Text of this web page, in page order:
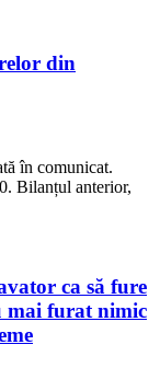
din
în comunicat.
Bilanțul anterior,
ca să fure
mai furat nimic